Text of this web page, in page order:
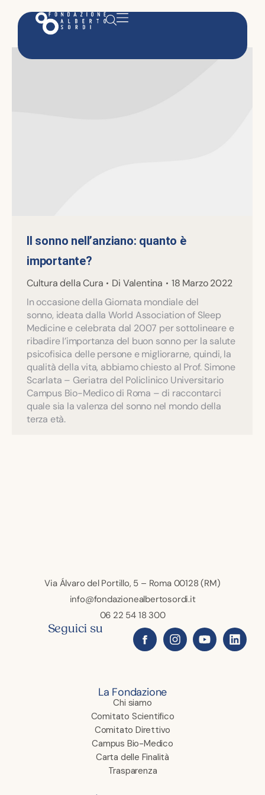
Il sonno nell’anziano: quanto è
importante?
Cultura della Cura Di Valentina
18 Marzo 2022
In occasione della Giornata mondiale del
sonno, ideata dalla World Association of Sleep
Medicine e celebrata dal 2007 per sottolineare e
ribadire l’importanza del buon sonno per la salute
psicofisica delle persone e migliorarne, quindi, la
qualità della vita, abbiamo chiesto al Prof. Simone
Scarlata – Geriatra del Policlinico Universitario
Campus Bio-Medico di Roma – di raccontarci
quale sia la valenza del sonno nel mondo della
terza età.
Via Álvaro del Portillo, 5 – Roma 00128 (RM)
info@fondazionealbertosordi.it
06 22 54 18 300
Seguici su
La Fondazione
Chi siamo
Comitato Scientifico
Comitato Direttivo
Campus Bio-Medico
Carta delle Finalità
Trasparenza